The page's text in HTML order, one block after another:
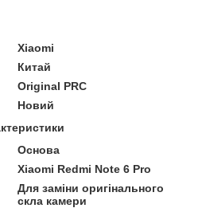
Xiaomi
Китай
Original PRC
Новий
Основа
Xiaomi Redmi Note 6 Pro
Для заміни оригінального
скла камери